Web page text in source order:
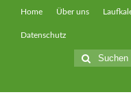
Home Über uns
Datenschutz
Suche
nach: